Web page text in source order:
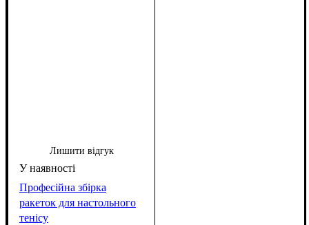
Лишити відгук
Професійна збірка
ракеток для настольного
тенісу